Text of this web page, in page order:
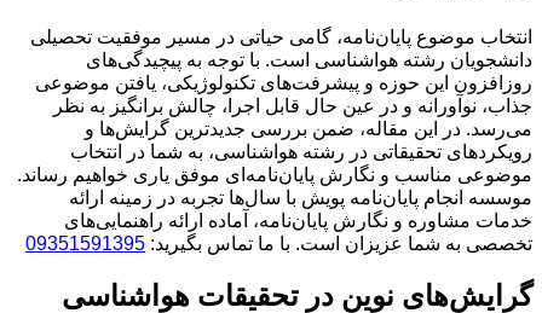
انتخاب موضوع پایان‌نامه، گامی حیاتی در مسیر موفقیت تحصیلی
دانشجویان رشته هواشناسی است. با توجه به پیچیدگی‌های
روزافزون این حوزه و پیشرفت‌های تکنولوژیکی، یافتن موضوعی
جذاب، نوآورانه و در عین حال قابل اجرا، چالش برانگیز به نظر
می‌رسد. در این مقاله، ضمن بررسی جدیدترین گرایش‌ها و
رویکردهای تحقیقاتی در رشته هواشناسی، به شما در انتخاب
موضوعی مناسب و نگارش پایان‌نامه‌ای موفق یاری خواهیم رساند.
موسسه انجام پایان‌نامه پویش با سال‌ها تجربه در زمینه ارائه
خدمات مشاوره و نگارش پایان‌نامه، آماده ارائه راهنمایی‌های
تخصصی به شما عزیزان است. با ما تماس بگیرید: 09351591395
گرایش‌های نوین در تحقیقات هواشناسی